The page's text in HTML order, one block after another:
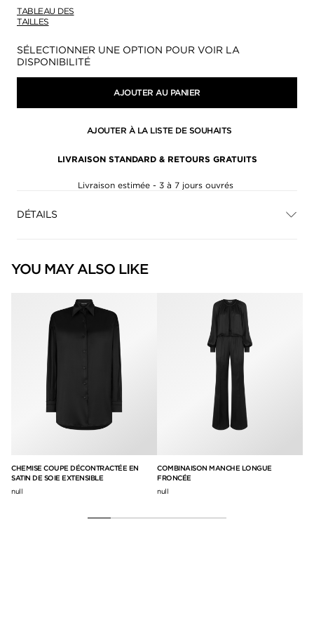
TABLEAU DES
TAILLES
Disponibilité:
SÉLECTIONNER UNE OPTION POUR VOIR LA
DISPONIBILITÉ
AJOUTER AU PANIER
AJOUTER À LA LISTE DE SOUHAITS
LIVRAISON STANDARD & RETOURS GRATUITS
Livraison estimée - 3 à 7 jours ouvrés
DÉTAILS
YOU MAY ALSO LIKE
CHEMISE COUPE DÉCONTRACTÉE EN
SATIN DE SOIE EXTENSIBLE
null
COMBINAISON MANCHE LONGUE
FRONCÉE
null